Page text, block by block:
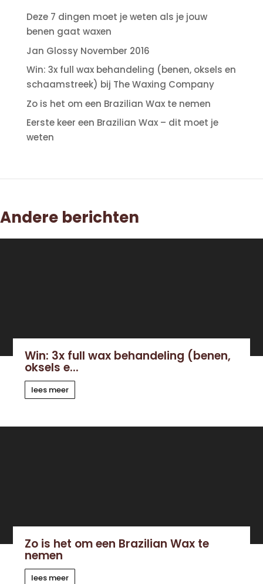
Deze 7 dingen moet je weten als je jouw
benen gaat waxen
Jan Glossy November 2016
Win: 3x full wax behandeling (benen, oksels en
schaamstreek) bij The Waxing Company
Zo is het om een Brazilian Wax te nemen
Eerste keer een Brazilian Wax – dit moet je
weten
Andere berichten
Win: 3x full wax behandeling (benen,
oksels e...
lees meer
Zo is het om een Brazilian Wax te
nemen
lees meer